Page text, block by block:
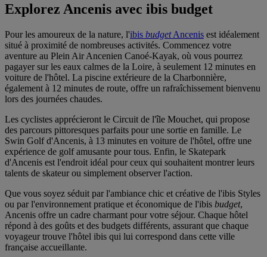
Explorez Ancenis avec ibis budget
Pour les amoureux de la nature, l'ibis budgetAncenis est idéalement
situé à proximité de nombreuses activités. Commencez votre
aventure au Plein Air Ancenien Canoé-Kayak, où vous pourrez
pagayer sur les eaux calmes de la Loire, à seulement 12 minutes en
voiture de l'hôtel. La piscine extérieure de la Charbonnière,
également à 12 minutes de route, offre un rafraîchissement bienvenu
lors des journées chaudes.
Les cyclistes apprécieront le Circuit de l'île Mouchet, qui propose
des parcours pittoresques parfaits pour une sortie en famille. Le
Swin Golf d'Ancenis, à 13 minutes en voiture de l'hôtel, offre une
expérience de golf amusante pour tous. Enfin, le Skatepark
d'Ancenis est l'endroit idéal pour ceux qui souhaitent montrer leurs
talents de skateur ou simplement observer l'action.
Que vous soyez séduit par l'ambiance chic et créative de l'ibis Styles
ou par l'environnement pratique et économique de l'ibis budget,
Ancenis offre un cadre charmant pour votre séjour. Chaque hôtel
répond à des goûts et des budgets différents, assurant que chaque
voyageur trouve l'hôtel ibis qui lui correspond dans cette ville
française accueillante.